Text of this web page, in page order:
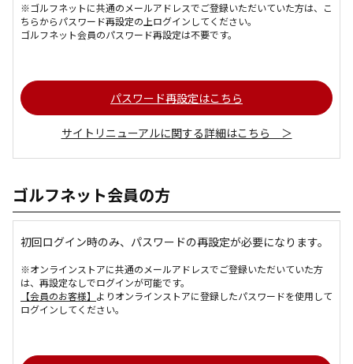
※ゴルフネットに共通のメールアドレスでご登録いただいていた方は、こ
ちらからパスワード再設定の上ログインしてください。
ゴルフネット会員のパスワード再設定は不要です。
パスワード再設定はこちら
サイトリニューアルに関する詳細はこちら ＞
ゴルフネット会員の方
初回ログイン時のみ、パスワードの再設定が必要になります。
※オンラインストアに共通のメールアドレスでご登録いただいていた方
は、再設定なしでログインが可能です。
【会員のお客様】 よりオンラインストアに登録したパスワードを使用して
ログインしてください。